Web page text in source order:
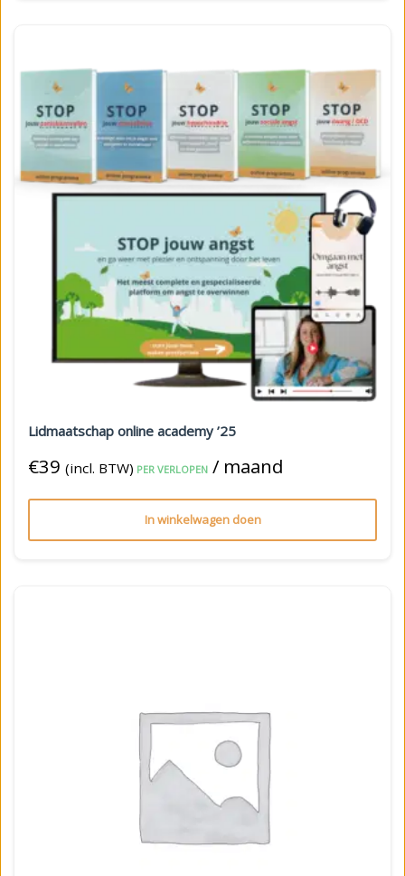
Lidmaatschap online academy ’25
€39 (incl. BTW) PER VERLOPEN / maand
In winkelwagen doen